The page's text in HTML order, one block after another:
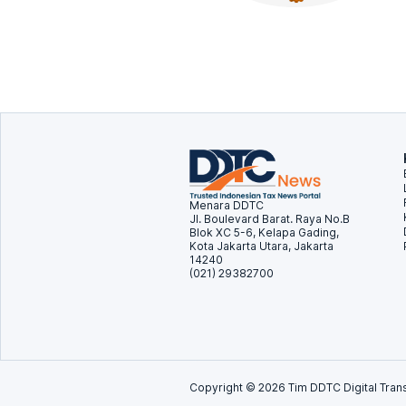
Menara DDTC
Jl. Boulevard Barat. Raya No.B
Blok XC 5-6, Kelapa Gading,
Kota Jakarta Utara, Jakarta
14240
(021) 29382700
Copyright © 2026 Tim DDTC Digital